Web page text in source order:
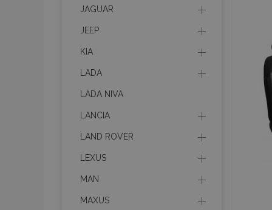
JAGUAR
JEEP
KIA
LADA
LADA NIVA
LANCIA
LAND ROVER
LEXUS
MAN
MAXUS
mage-translation-